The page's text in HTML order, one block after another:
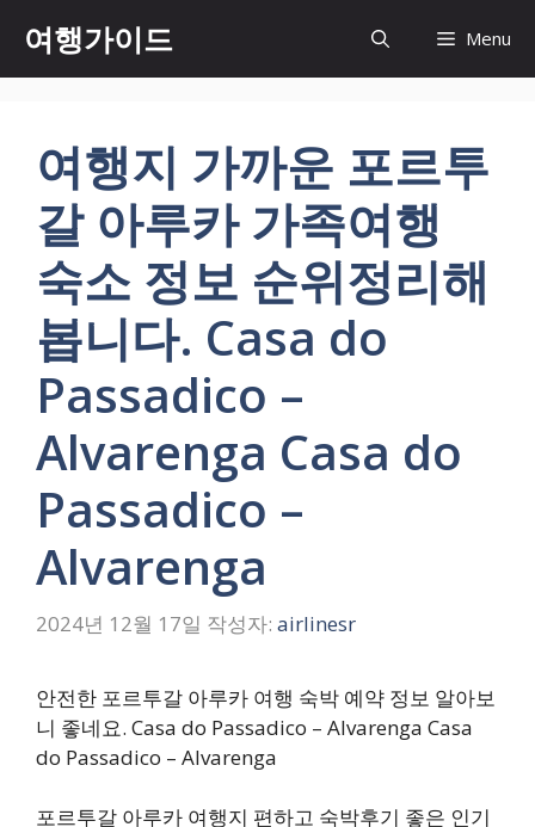
츠
여행가이드 Menu
여행지 가까운 포르투
갈 아루카 가족여행
숙소 정보 순위정리해
봅니다. Casa do
Passadico –
Alvarenga Casa do
Passadico –
Alvarenga
2024년 12월 17일 작성자: airlinesr
안전한 포르투갈 아루카 여행 숙박 예약 정보 알아보
니 좋네요. Casa do Passadico – Alvarenga Casa
do Passadico – Alvarenga
포르투갈 아루카 여행지 편하고 숙박후기 좋은 인기